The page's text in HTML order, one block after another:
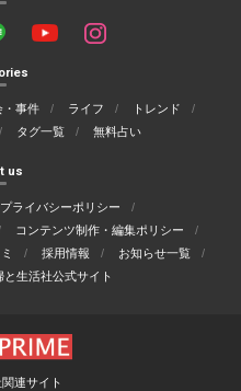
・事件 ライフ
トレンド
タグ一覧 無料占い
us
プライバシーポリシー
コンテンツ制作・編集ポリシー
採用情報
お知らせ一覧
と生活社公式サイト
連サイト